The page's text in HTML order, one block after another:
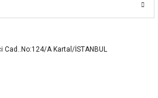
A Kartal/İSTANBUL